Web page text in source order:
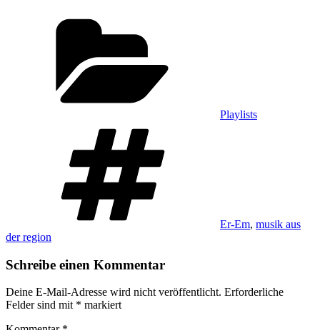
Playlists
Er-Em, musik aus
der region
Schreibe einen Kommentar
Deine E-Mail-Adresse wird nicht veröffentlicht. Erforderliche
Felder sind mit * markiert